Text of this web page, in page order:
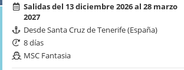
Salidas del 13 diciembre 2026 al 28 marzo
2027
Desde Santa Cruz de Tenerife (España)
8 días
MSC Fantasia